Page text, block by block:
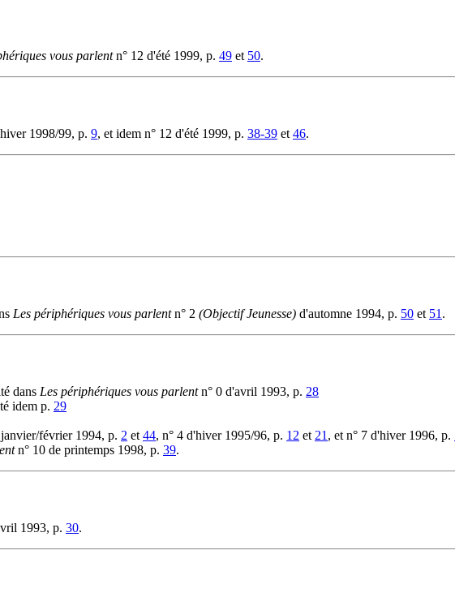
vous parlentn° 12 d'été 1999, p. 49 et 50.
1998/99, p. 9, et idem n° 12 d'été 1999, p. 38-39 et 46.
Les périphériques vous parlentn° 2 (Objectif Jeunesse) d'automne 1994, p. 50 et 51 .
dans Les périphériques vous parlentn° 0 d'avril 1993, p. 28
idem p. 29
février 1994, p. 2 et 44, n° 4 d'hiver 1995/96, p. 12 et 21 , et n° 7 d'hiver 1996, p.
n° 10 de printemps 1998, p. 39.
1993, p. 30.